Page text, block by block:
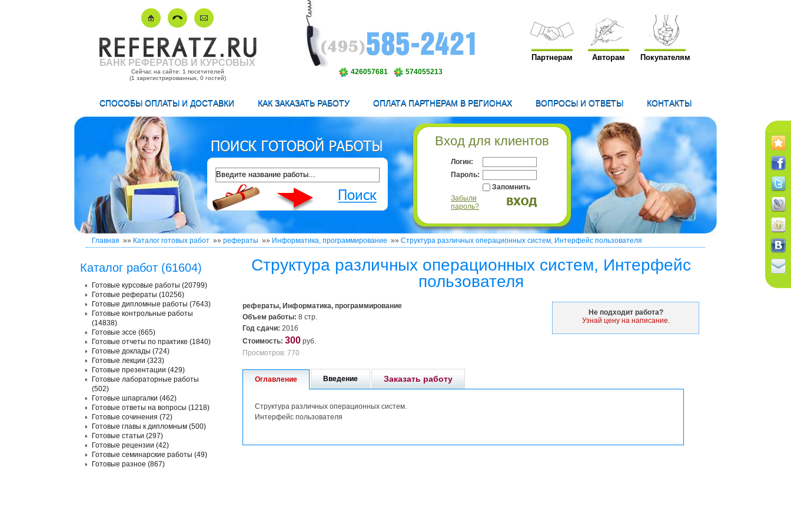
БАНК РЕФЕРАТОВ И КУРСОВЫХ
Сейчас на сайте: 1 посетителей
(1 зарегистрированных, 0 гостей)
426057681 574055213
Партнерам Авторам Покупателям
СПОСОБЫ ОПЛАТЫ И ДОСТАВКИ КАК ЗАКАЗАТЬ РАБОТУ ОПЛАТА ПАРТНЕРАМ В РЕГИОНАХ ВОПРОСЫ И ОТВЕТЫ КОНТАКТЫ
Вход для клиентов
Логин:
Пароль:
Запомнить
Забыли
пароль?
Главная »» Каталог готовых работ »» рефераты »» Информатика, программирование »» Структура различных операционных систем, Интерфейс пользователя
Структура различных операционных систем, Интерфейс
пользователя
рефераты, Информатика, программирование
Объем работы: 8 стр.
Год сдачи: 2016
Стоимость: 300 руб.
Просмотров: 770
Не подходит работа?
Узнай цену на написание.
Оглавление Введение Заказать работу
Структура различных операционных систем.
Интерфейс пользователя
Каталог работ (61604)
Готовые курсовые работы (20799)
Готовые рефераты (10256)
Готовые дипломные работы (7643)
Готовые контрольные работы
(14838)
Готовые эссе (665)
Готовые отчеты по практике (1840)
Готовые доклады (724)
Готовые лекции (323)
Готовые презентации (429)
Готовые лабораторные работы
(502)
Готовые шпаргалки (462)
Готовые ответы на вопросы (1218)
Готовые сочинения (72)
Готовые главы к дипломным (500)
Готовые статьи (297)
Готовые рецензии (42)
Готовые семинарские работы (49)
Готовые разное (867)